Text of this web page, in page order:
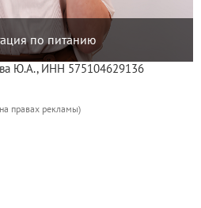
по питанию
Ю.А., ИНН 575104629136
правах рекламы)